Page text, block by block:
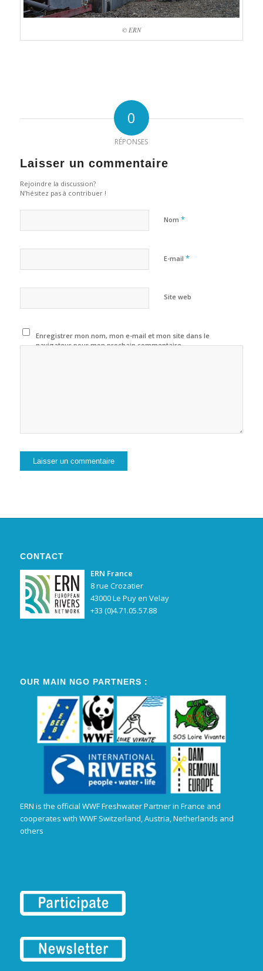
© ERN
0
RÉPONSES
Laisser un commentaire
Rejoindre la discussion?
N’hésitez pas à contribuer !
Nom *
E-mail *
Site web
Enregistrer mon nom, mon e-mail et mon site dans le
navigateur pour mon prochain commentaire.
CONTACT
ERN France
8 rue Crozatier
43000 Le Puy en Velay
+33 (0)4.71.05.57.88
OUR MAIN NGO PARTNERS :
ERN is the official WWF Freshwater Partner in France and
cooperates with WWF Switzerland, Austria, Netherlands and
others